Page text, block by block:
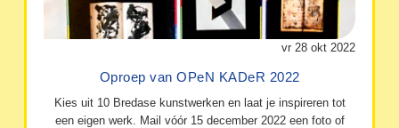
vr 28 okt 2022
Oproep van OPeN KADeR 2022
Kies uit 10 Bredase kunstwerken en laat je inspireren tot
een eigen werk. Mail vóór 15 december 2022 een foto of